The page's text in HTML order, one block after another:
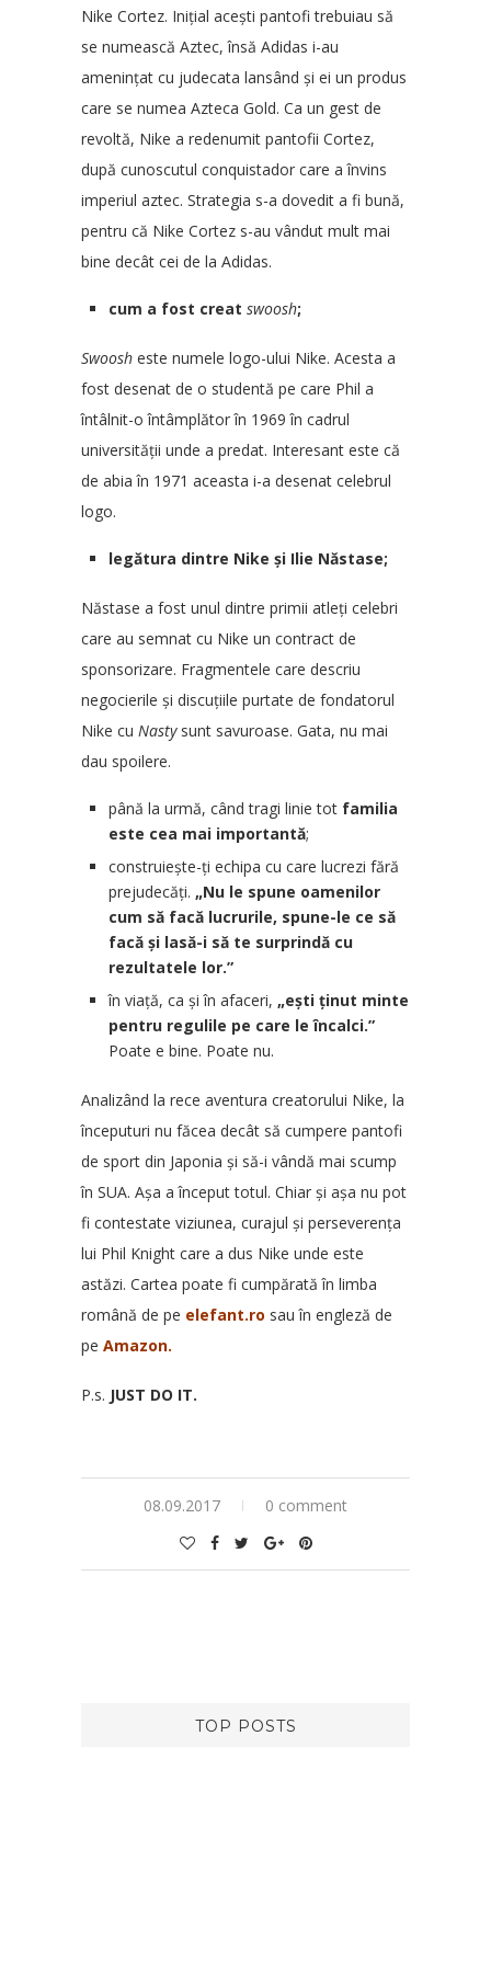
Nike Cortez. Inițial acești pantofi trebuiau să
se numească Aztec, însă Adidas i-au
amenințat cu judecata lansând și ei un produs
care se numea Azteca Gold. Ca un gest de
revoltă, Nike a redenumit pantofii Cortez,
după cunoscutul conquistador care a învins
imperiul aztec. Strategia s-a dovedit a fi bună,
pentru că Nike Cortez s-au vândut mult mai
bine decât cei de la Adidas.
cum a fost creat swoosh;
Swoosh este numele logo-ului Nike. Acesta a
fost desenat de o studentă pe care Phil a
întâlnit-o întâmplător în 1969 în cadrul
universității unde a predat. Interesant este că
de abia în 1971 aceasta i-a desenat celebrul
logo.
legătura dintre Nike și Ilie Năstase;
Năstase a fost unul dintre primii atleți celebri
care au semnat cu Nike un contract de
sponsorizare. Fragmentele care descriu
negocierile și discuțiile purtate de fondatorul
Nike cu Nastysunt savuroase. Gata, nu mai
dau spoilere.
până la urmă, când tragi linie tot familia
este cea mai importantă;
construiește-ți echipa cu care lucrezi fără
prejudecăți. „Nu le spune oamenilor
cum să facă lucrurile, spune-le ce să
facă și lasă-i să te surprindă cu
rezultatele lor.”
în viață, ca și în afaceri, „ești ținut minte
pentru regulile pe care le încalci.”
Poate e bine. Poate nu.
Analizând la rece aventura creatorului Nike, la
începuturi nu făcea decât să cumpere pantofi
de sport din Japonia și să-i vândă mai scump
în SUA. Așa a început totul. Chiar și așa nu pot
fi contestate viziunea, curajul și perseverența
lui Phil Knight care a dus Nike unde este
astăzi. Cartea poate fi cumpărată în limba
română de pe elefant.ro sau în engleză de
pe Amazon.
P.s. JUST DO IT.
08.09.2017 0 comment
TOP POSTS